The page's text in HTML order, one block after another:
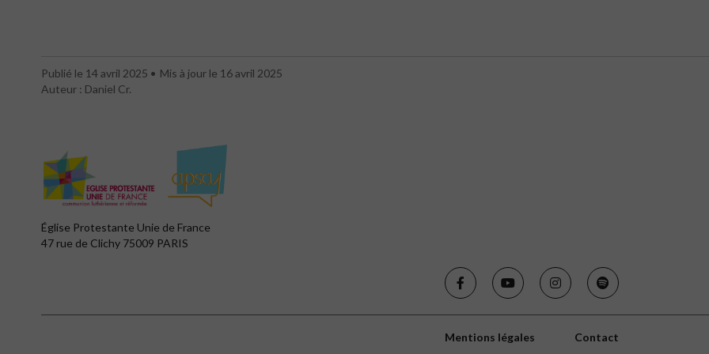
Publié le 14 avril 2025
Mis à jour le 16 avril 2025
Auteur : Daniel Cr.
Église Protestante Unie de France
47 rue de Clichy 75009 PARIS
Mentions légales Contact